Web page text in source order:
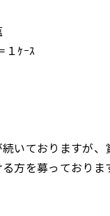
ｹｰｽ
いておりますが
方を募っておりま